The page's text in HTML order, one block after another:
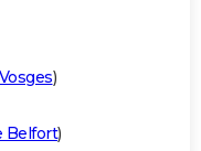
)
Belfort)